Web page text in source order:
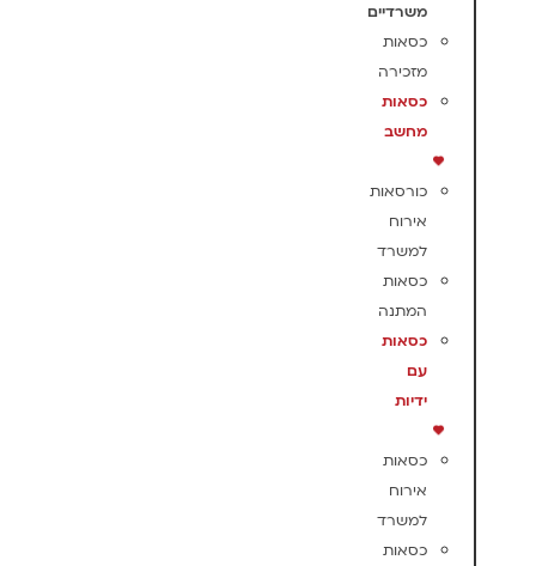
משרדיים
כסאות
מזכירה
כסאות
מחשב
כורסאות
אירוח
למשרד
כסאות
המתנה
כסאות
עם
ידיות
כסאות
אירוח
למשרד
כסאות